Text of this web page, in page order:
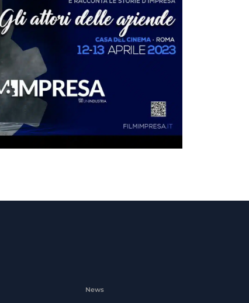
News